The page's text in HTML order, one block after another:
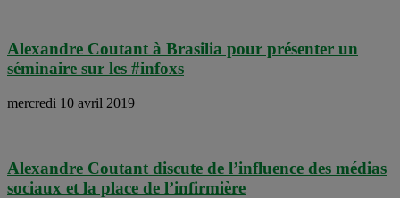
Alexandre Coutant à Brasilia pour présenter un
séminaire sur les #infoxs
mercredi 10 avril 2019
Alexandre Coutant discute de l’influence des médias
sociaux et la place de l’infirmière